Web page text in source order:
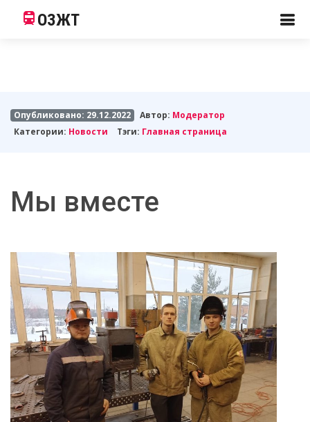
ОЗЖТ
Опубликовано: 29.12.2022 Автор: Модератор
Категории: Новости Тэги: Главная страница
Мы вместе